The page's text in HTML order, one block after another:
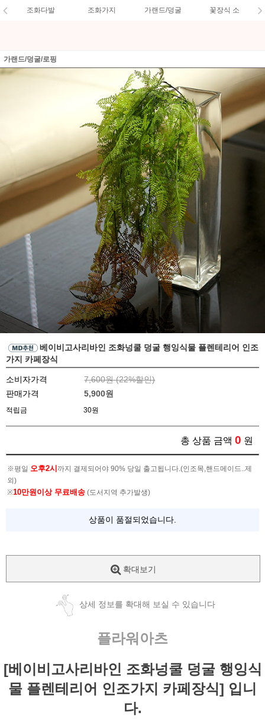
조화다발 조화가지 가랜드/덩굴 꽃장식 소
가랜드/덩굴/로핑
베이비고사리바인 조화넝쿨 덩굴 행잉식물 플렌테리어 인조
가지 카페장식
소비자가격 7,600원 (22%할인)
판매가격
5,900원
적립금 30원
총 상품 금액 0 원
※평일 오후2시 까지 결제되어야 90% 당일 출고됩니다.(인조목,핸드메이드..제
외)
※10만원이상 무료배송 (도서지역 추가발생)
상품이 품절되었습니다.
확대보기
상세 정보를 확대해 보실 수 있습니다
플라워아츠
[베이비고사리바인 조화넝쿨 덩굴 행잉식
물 플렌테리어 인조가지 카페장식] 입니
다.